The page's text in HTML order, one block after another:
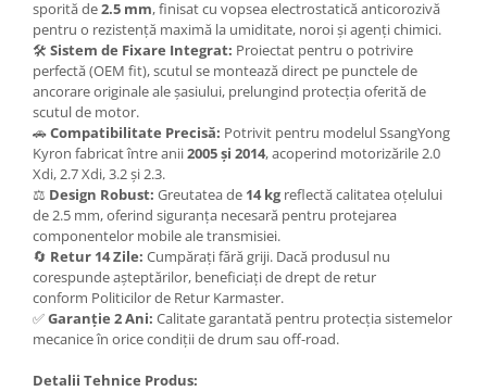
Carlige Tesla
Carlige Toyota
Carlige Volkswagen
Carlige Volvo
Carlige Xpeng
Carlige Xpeng G6
Carlige Xpeng G9
sporită de2.5 mm, finisat cu vopsea electrostatică anticorozivă
pentru o rezistență maximă la umiditate, noroi și agenți chimici.
🛠️ Sistem de Fixare Integrat: Proiectat pentru o potrivire
perfectă (OEM fit), scutul se montează direct pe punctele de
ancorare originale ale șasiului, prelungind protecția oferită de
scutul de motor.
🚗Compatibilitate Precisă: Potrivit pentru modelul SsangYong
Kyron fabricat între anii2005 și 2014, acoperind motorizările 2.0
Xdi, 2.7 Xdi, 3.2 și 2.3.
⚖️ Design Robust: Greutatea de 14 kgreflectă calitatea oțelului
de 2.5 mm, oferind siguranța necesară pentru protejarea
componentelor mobile ale transmisiei.
🔄 Retur 14 Zile: Cumpărați fără griji. Dacă produsul nu
corespunde așteptărilor, beneficiați de drept de retur
conform Politicilor de Retur Karmaster.
✅Garanție 2 Ani: Calitate garantată pentru protecția sistemelor
mecanice în orice condiții de drum sau off-road.
Detalii Tehnice Produs: